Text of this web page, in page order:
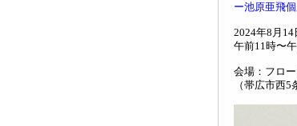
ー池原亜飛
2024年8月14
午前11時〜
会場：フロ
（帯広市西